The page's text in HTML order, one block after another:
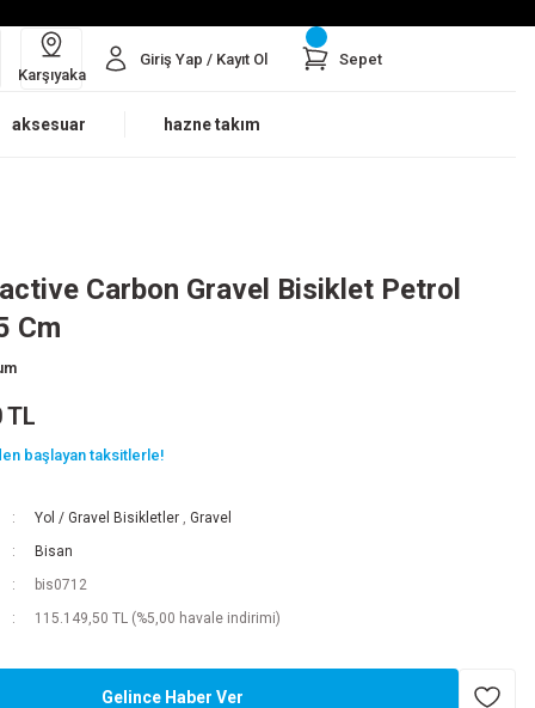
Karşıyaka
Giriş Yap / Kayıt Ol Sepet
aksesuar hazne takım
Carbon Gravel Bisiklet Petrol
Cm
TL
başlayan taksitlerle!
Yol / Gravel Bisikletler , Gravel
Bisan
bis0712
115.149,50 TL (%5,00 havale indirimi)
Gelince Haber Ver